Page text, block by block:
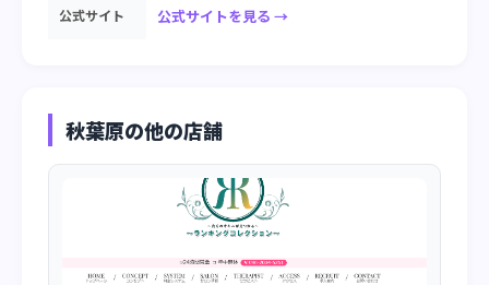
公式サイト 公式サイトを見る →
秋葉原の他の店舗